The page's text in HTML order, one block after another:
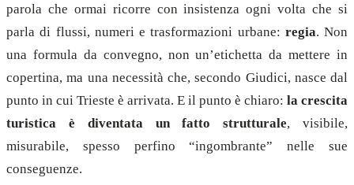
parola che ormai ricorre con insistenza ogni volta che si
parla di flussi, numeri e trasformazioni urbane: regia. Non
una formula da convegno, non un’etichetta da mettere in
copertina, ma una necessità che, secondo Giudici, nasce dal
punto in cui Trieste è arrivata. E il punto è chiaro: la crescita
turistica è diventata un fatto strutturale, visibile,
misurabile, spesso perfino “ingombrante” nelle sue
conseguenze.